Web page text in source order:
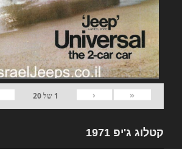
«
‹
1 של20
קטלוג ג'יפ 1971